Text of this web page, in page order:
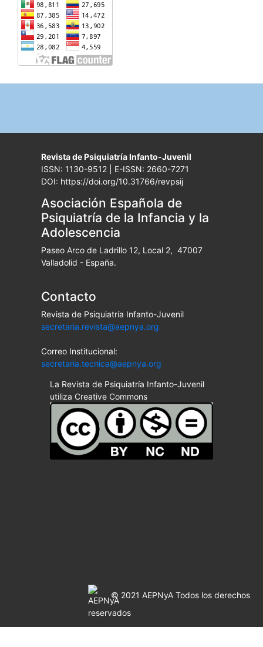
Revista de Psiquiatría Infanto-Juvenil
ISSN: 1130-9512 | E-ISSN: 2660-7271
DOI: https://doi.org/10.31766/revpsij
Asociación Española de
Psiquiatría de la Infancia y la
Adolescencia
Paseo Arco de Ladrillo 12, Local 2, 47007
Valladolid - España.
Contacto
Revista de Psiquiatría Infanto-Juvenil
secretaria.revista@aepnya.org
Correo Institucional:
secretaria.tecnica@aepnya.org
La Revista de Psiquiatría Infanto-Juvenil
utiliza Creative Commons
© 2021 AEPNyA Todos los derechos
reservados